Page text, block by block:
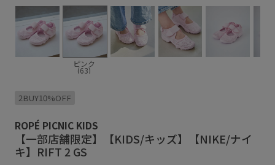
ピンク
(63)
2BUY10%OFF
ROPÉ PICNIC KIDS
【一部店舗限定】【KIDS/キッズ】【NIKE/ナイ
キ】RIFT 2 GS